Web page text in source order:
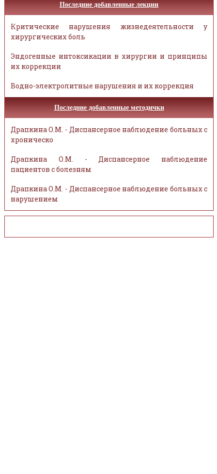
Последние добавленные лекции
Критические нарушения жизнедеятельности у
хирургических боль
Эндогенные интоксикации в хирургии и принципы
их коррекции
Водно-электролитные нарушения и их коррекция
Последние добавленные методички
Драпкина О.М. - Диспансерное наблюдение больных с
хроническо
Драпкина О.М. - Диспансерное наблюдение
пациентов с болезням
Драпкина О.М. - Диспансерное наблюдение больных с
нарушением